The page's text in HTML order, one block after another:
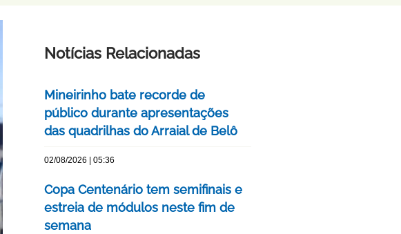
Notícias Relacionadas
Mineirinho bate recorde de
público durante apresentações
das quadrilhas do Arraial de Belô
02/08/2026 | 05:36
Copa Centenário tem semifinais e
estreia de módulos neste fim de
semana